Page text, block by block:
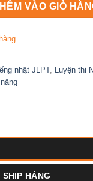
VÀO GIỎ
nhật JLPT, Luyện thi
HÀNG